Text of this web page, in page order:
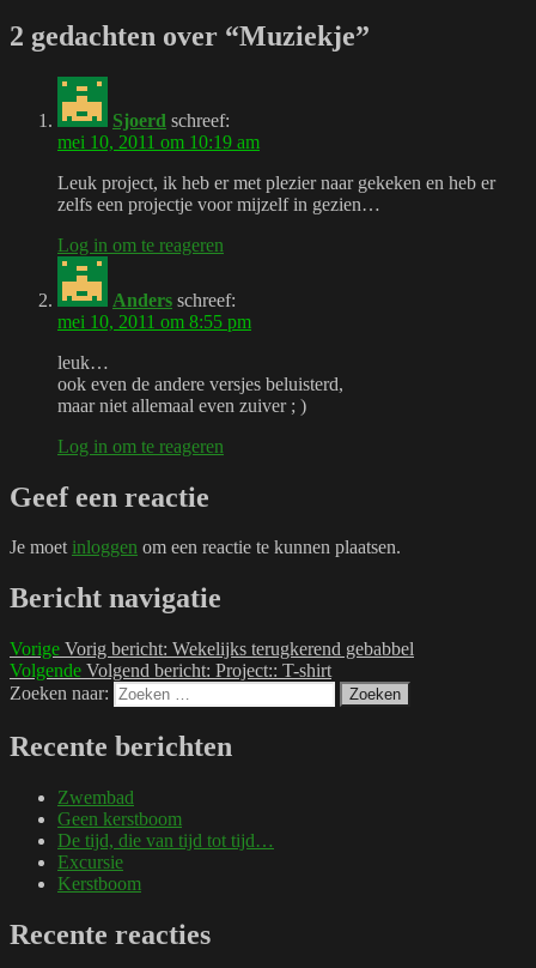
2 gedachten over “Muziekje”
Sjoerd schreef:
mei 10, 2011 om 10:19 am
Leuk project, ik heb er met plezier naar gekeken en heb er
zelfs een projectje voor mijzelf in gezien…
Log in om te reageren
Anders schreef:
mei 10, 2011 om 8:55 pm
leuk…
ook even de andere versjes beluisterd,
maar niet allemaal even zuiver ; )
Log in om te reageren
Geef een reactie
Je moetinloggen om een reactie te kunnen plaatsen.
Bericht navigatie
Vorige Vorig bericht: Wekelijks terugkerend gebabbel
Volgende Volgend bericht: Project:: T-shirt
Zoeken naar:
Zoeken
Recente berichten
Zwembad
Geen kerstboom
De tijd, die van tijd tot tijd…
Excursie
Kerstboom
Recente reacties